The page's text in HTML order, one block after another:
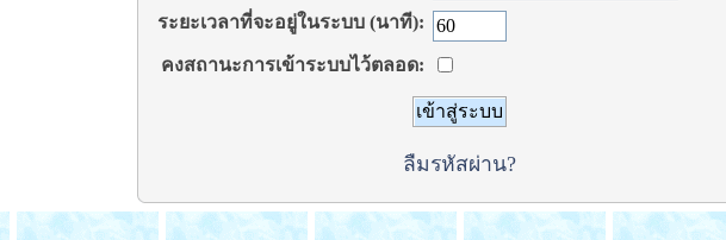
ระยะเวลาที่จะอยู่ในระบบ (นาที):
คงสถานะการเข้าระบบไว้ตลอด:
ลืมรหัสผ่าน?